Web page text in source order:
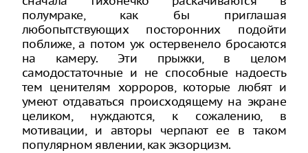
полумраке, как бы приглашая
любопытствующих посторонних подойти
поближе, а потом уж остервенело бросаются
на камеру. Эти прыжки, в целом
самодостаточные и не способные надоесть
тем ценителям хорроров, которые любят и
умеют отдаваться происходящему на экране
целиком, нуждаются, к сожалению, в
мотивации, и авторы черпают ее в таком
популярном явлении, как экзорцизм.